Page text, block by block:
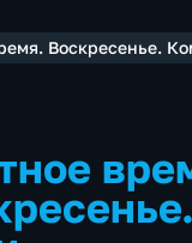
Воскресенье.